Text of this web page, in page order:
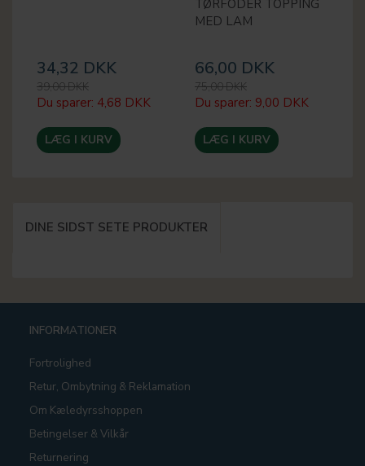
34,32 DKK
39,00 DKK
Du sparer: 4,68 DKK
LÆG I KURV
TØRFODER TOPPING
MED LAM
66,00 DKK
75,00 DKK
Du sparer: 9,00 DKK
LÆG I KURV
DINE SIDST SETE PRODUKTER
INFORMATIONER
Fortrolighed
Retur, Ombytning & Reklamation
Om Kæledyrsshoppen
Betingelser & Vilkår
Returnering